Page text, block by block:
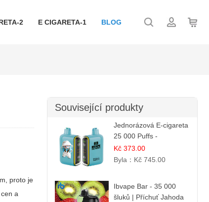
2 E CIGARETA-1 BLOG
proto je
a
Související produkty
Jednorázová E-cigareta
25 000 Puffs -
Ostružina & Borůvka
Kč 373.00
Byla： Kč 745.00
Ibvape Bar - 35 000
šluků | Příchuť Jahoda